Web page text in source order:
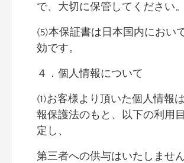
で、大切に保管してください。
(5)本保証書は日本国内におい
効です。
４．個人情報について
(1)お客様より頂いた個人情報
報保護法のもと、以下の利用
定し、
第三者への供与はいたしません